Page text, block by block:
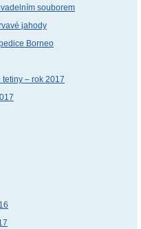
souborem
jahody
Borneo
– rok 2017